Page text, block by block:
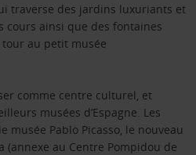
traverse des jardins luxuriants et
cours ainsi que des fontaines
au petit musée
comme centre culturel, et
musées d’Espagne. Les
musée Pablo Picasso, le nouveau
(annexe au Centre Pompidou de